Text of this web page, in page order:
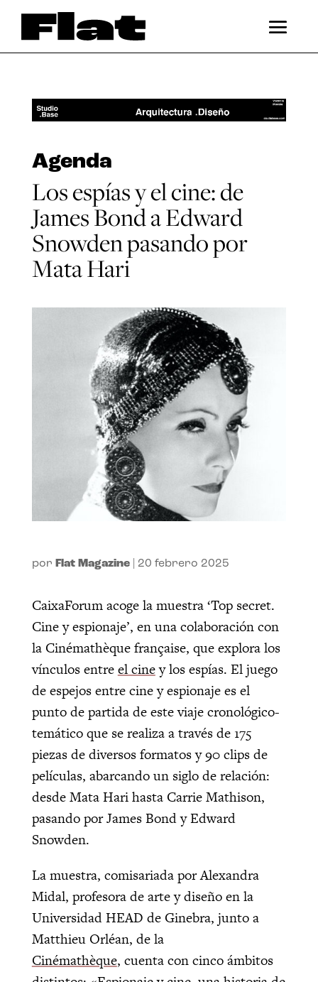
Agenda
Los espías y el cine: de
James Bond a Edward
Snowden pasando por
Mata Hari
por Flat Magazine| 20 febrero 2025
CaixaForum acoge la muestra ‘Top secret.
Cine y espionaje’, en una colaboración con
la Cinémathèque française, que explora los
vínculos entreel ciney los espías. El juego
de espejos entre cine y espionaje es el
punto de partida de este viaje cronológico-
temático que se realiza a través de 175
piezas de diversos formatos y 90 clips de
películas, abarcando un siglo de relación:
desde Mata Hari hasta Carrie Mathison,
pasando por James Bond y Edward
Snowden.
La muestra, comisariada por Alexandra
Midal, profesora de arte y diseño en la
Universidad HEAD de Ginebra, junto a
Matthieu Orléan, de la
Cinémathèque, cuenta con cinco ámbitos